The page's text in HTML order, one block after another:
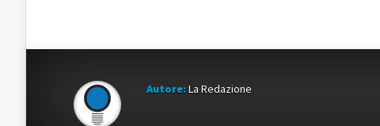
Autore:La Redazione